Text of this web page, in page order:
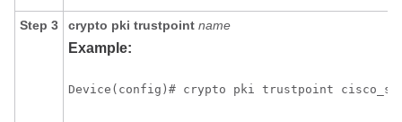
Step 3 crypto pki trustpoint name
Example:
Device(config)# crypto pki trustpoint